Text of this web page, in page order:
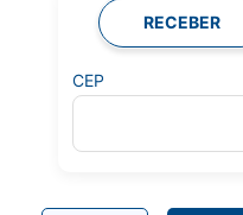
RECEBER
CEP